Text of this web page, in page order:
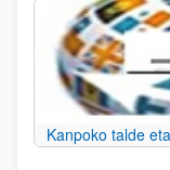
Kanpoko talde